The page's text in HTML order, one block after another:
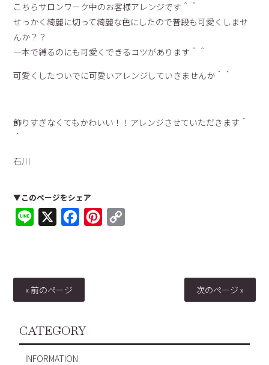
こちらサロンワーク中のお客様アレンジです＾＾
せっかく綺麗に切って綺麗な色にしたので普段も可愛くしませ
んか？？
一本で縛るのにも可愛くできるコツがあります＾＾
可愛くしたついでに可愛いアレンジしていきませんか＾＾
飾りすぎなくてもかわいい！！アレンジさせていただきます＾
＾
石川
▼このページをシェア
Line FacebookPinterest
« 前のページ 次のページ »
CATEGORY
INFORMATION